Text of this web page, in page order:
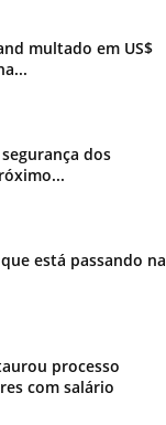
multado em US$
dos
está passando na
processo
com salário